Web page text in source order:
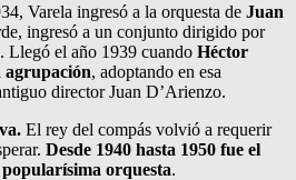
Varela ingresó a la orquesta de Juan
ingresó a un conjunto dirigido por
. Llegó el año 1939 cuando Héctor
agrupación, adoptando en esa
director Juan D’Arienzo.
El rey del compás volvió a requerir
Desde 1940 hasta 1950 fue el
orquesta.